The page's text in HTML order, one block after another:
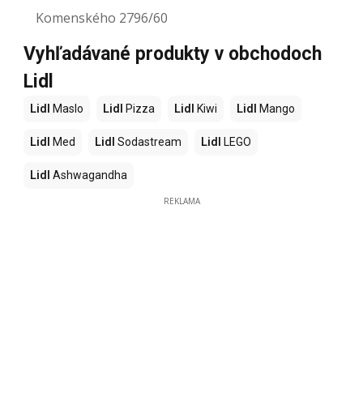
Komenského 2796/60
Vyhľadávané produkty v obchodoch
Lidl
Lidl Maslo Lidl Pizza Lidl Kiwi Lidl Mango
Lidl Med Lidl Sodastream Lidl LEGO
Lidl Ashwagandha
REKLAMA